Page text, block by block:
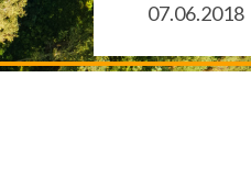
07.06.2018